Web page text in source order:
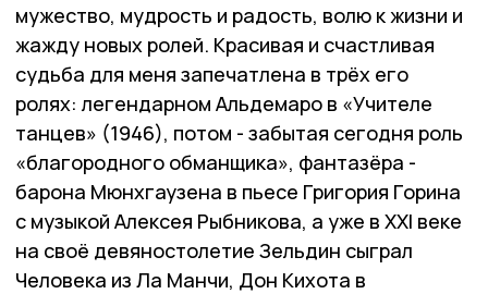
мужество, мудрость и радость, волю к жизни и
жажду новых ролей. Красивая и счастливая
судьба для меня запечатлена в трёх его
ролях: легендарном Альдемаро в «Учителе
танцев» (1946), потом - забытая сегодня роль
«благородного обманщика», фантазёра -
барона Мюнхгаузена в пьесе Григория Горина
с музыкой Алексея Рыбникова, а уже в XXI веке
на своё девяностолетие Зельдин сыграл
Человека из Ла Манчи, Дон Кихота в